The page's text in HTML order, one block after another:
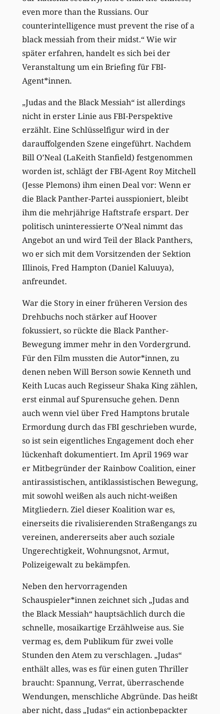
even more than the Russians. Our
counterintelligence must prevent the rise of a
black messiah from their midst.“ Wie wir
später erfahren, handelt es sich bei der
Veranstaltung um ein Briefing für FBI-
Agent*innen.
„Judas and the Black Messiah“ ist allerdings
nicht in erster Linie aus FBI-Perspektive
erzählt. Eine Schlüsselfigur wird in der
darauffolgenden Szene eingeführt. Nachdem
Bill O’Neal (LaKeith Stanfield) festgenommen
worden ist, schlägt der FBI-Agent Roy Mitchell
(Jesse Plemons) ihm einen Deal vor: Wenn er
die Black Panther-Partei ausspioniert, bleibt
ihm die mehrjährige Haftstrafe erspart. Der
politisch uninteressierte O’Neal nimmt das
Angebot an und wird Teil der Black Panthers,
wo er sich mit dem Vorsitzenden der Sektion
Illinois, Fred Hampton (Daniel Kaluuya),
anfreundet.
War die Story in einer früheren Version des
Drehbuchs noch stärker auf Hoover
fokussiert, so rückte die Black Panther-
Bewegung immer mehr in den Vordergrund.
Für den Film mussten die Autor*innen, zu
denen neben Will Berson sowie Kenneth und
Keith Lucas auch Regisseur Shaka King zählen,
erst einmal auf Spurensuche gehen. Denn
auch wenn viel über Fred Hamptons brutale
Ermordung durch das FBI geschrieben wurde,
so ist sein eigentliches Engagement doch eher
lückenhaft dokumentiert. Im April 1969 war
er Mitbegründer der Rainbow Coalition, einer
antirassistischen, antiklassistischen Bewegung,
mit sowohl weißen als auch nicht-weißen
Mitgliedern. Ziel dieser Koalition war es,
einerseits die rivalisierenden Straßengangs zu
vereinen, andererseits aber auch soziale
Ungerechtigkeit, Wohnungsnot, Armut,
Polizeigewalt zu bekämpfen.
Neben den hervorragenden
Schauspieler*innen zeichnet sich „Judas and
the Black Messiah“ hauptsächlich durch die
schnelle, mosaikartige Erzählweise aus. Sie
vermag es, dem Publikum für zwei volle
Stunden den Atem zu verschlagen. „Judas“
enthält alles, was es für einen guten Thriller
braucht: Spannung, Verrat, überraschende
Wendungen, menschliche Abgründe. Das heißt
aber nicht, dass „Judas“ ein actionbepackter